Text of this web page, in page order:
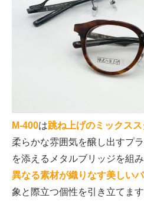
M-400は跳ね上げのミックスス
柔らかな雰囲気を醸し出すプ
を添えるメタルブリッジを組
異なる素材が織りなす美しい
象と際立つ個性を引き立てます